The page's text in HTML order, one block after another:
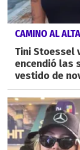
CAMINO AL
Tini Stoessel
encendió las
vestido de